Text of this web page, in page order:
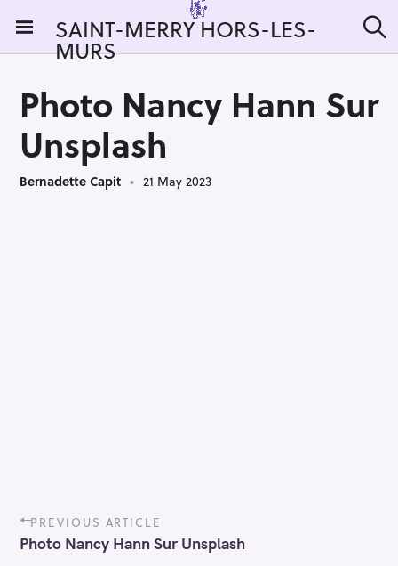
i
SAINT-MERRY HORS-LES-
MURS e
c
Photo Nancy Hann Sur
Unsplash
Bernadette Capit 21 May 2023
P
o
s
PREVIOUS ARTICLE
Photo Nancy Hann Sur Unsplash